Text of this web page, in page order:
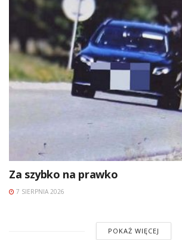
Za szybko na prawko
7 SIERPNIA 2026
POKAŻ WIĘCEJ